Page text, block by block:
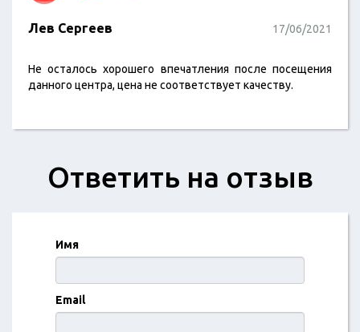
Лев Сергеев 17/06/2021
Не осталось хорошего впечатления после посещения
данного центра, цена не соответствует качеству.
Ответить на отзыв
Имя
Email